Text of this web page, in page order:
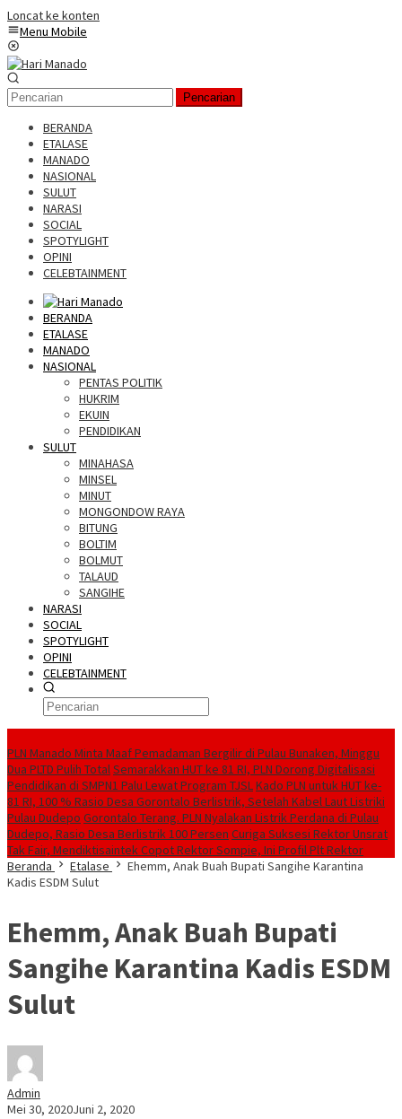
Loncat ke konten
Menu Mobile
Pencarian
BERANDA
ETALASE
MANADO
NASIONAL
SULUT
NARASI
SOCIAL
SPOTYLIGHT
OPINI
CELEBTAINMENT
BERANDA
ETALASE
MANADO
NASIONAL
PENTAS POLITIK
HUKRIM
EKUIN
PENDIDIKAN
SULUT
MINAHASA
MINSEL
MINUT
MONGONDOW RAYA
BITUNG
BOLTIM
BOLMUT
TALAUD
SANGIHE
NARASI
SOCIAL
SPOTYLIGHT
OPINI
CELEBTAINMENT
PLN Manado Minta Maaf Pemadaman Bergilir di Pulau Bunaken, Minggu
Dua PLTD Pulih TotalSemarakkan HUT ke 81 RI, PLN Dorong Digitalisasi
Pendidikan di SMPN1 Palu Lewat Program TJSLKado PLN untuk HUT ke-
81 RI, 100 % Rasio Desa Gorontalo Berlistrik, Setelah Kabel Laut Listriki
Pulau Dudepo Gorontalo Terang. PLN Nyalakan Listrik Perdana di Pulau
Dudepo, Rasio Desa Berlistrik 100 Persen Curiga Suksesi Rektor Unsrat
Tak Fair, Mendiktisaintek Copot Rektor Sompie, Ini Profil Plt Rektor
Beranda
Etalase
Ehemm, Anak Buah Bupati Sangihe Karantina
Kadis ESDM Sulut
Ehemm, Anak Buah Bupati
Sangihe Karantina Kadis ESDM
Sulut
Admin
Mei 30, 2020Juni 2, 2020